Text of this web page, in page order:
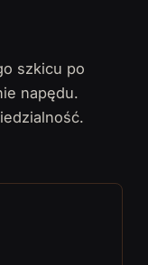
szkicu po
napędu.